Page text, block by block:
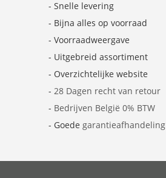
- Snelle levering
- Bijna alles op voorraad
- Voorraadweergave
- Uitgebreid assortiment
- Overzichtelijke website
- 28 Dagen recht van retour
- Bedrijven België 0% BTW
- Goede garantieafhandeling